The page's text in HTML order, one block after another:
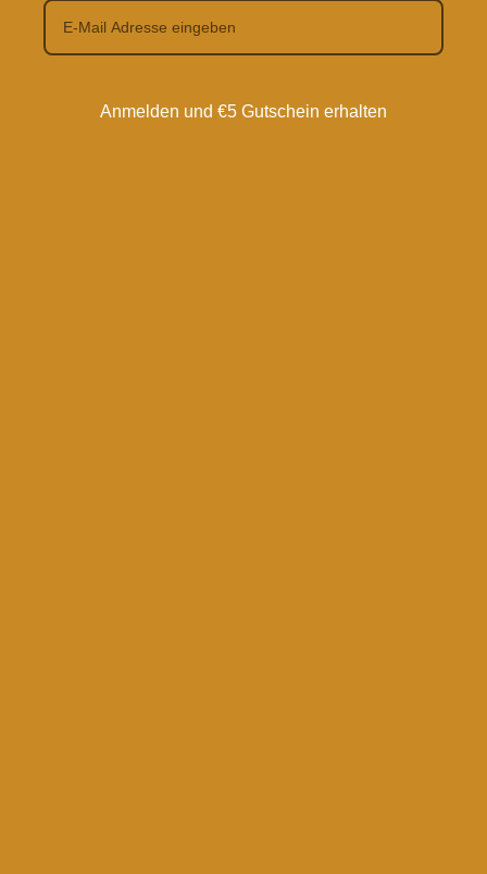
Anmelden und €5 Gutschein erhalten